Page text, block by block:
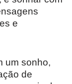
e
um sonho,
de